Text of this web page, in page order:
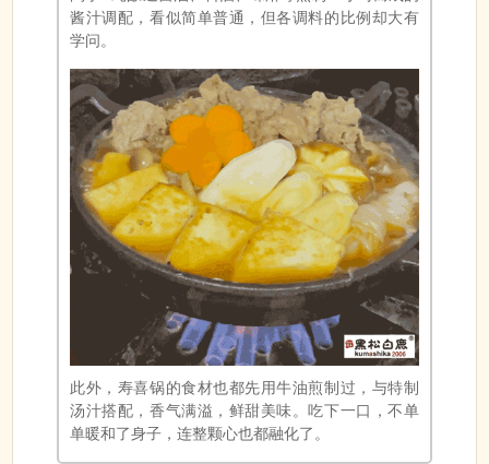
酱汁调配，看似简单普通，但各调料的比例却大有
学问。
此外，寿喜锅的食材也都先用牛油煎制过，与特制
汤汁搭配，香气满溢，鲜甜美味。吃下一口，不单
单暖和了身子，连整颗心也都融化了。